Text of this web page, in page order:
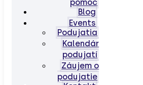
pomoc
Blog
Events
Podujatia
Kalendár
podujatí
Záujem o
podujatie